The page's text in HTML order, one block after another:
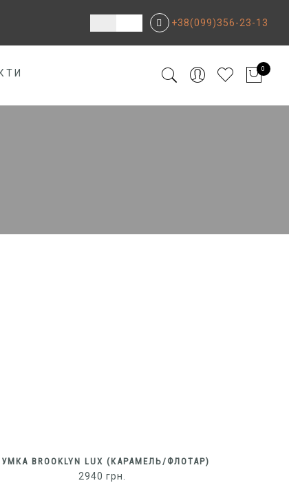
+38(099)356-23-13
0
BROOKLYN LUX (КАРАМЕЛЬ/ФЛОТАР)
2940грн.